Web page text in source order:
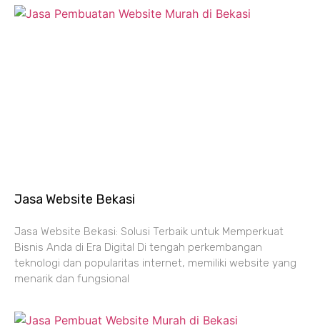
Jasa Website Bekasi
Jasa Website Bekasi: Solusi Terbaik untuk Memperkuat
Bisnis Anda di Era Digital Di tengah perkembangan
teknologi dan popularitas internet, memiliki website yang
menarik dan fungsional